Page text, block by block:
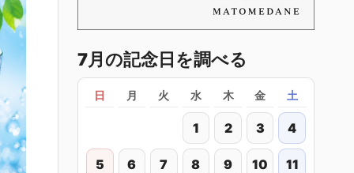
7月の記念日を調べる
日 月 火 水 木 金 土
1 2 3 4
5 6 7 8 9 10 11